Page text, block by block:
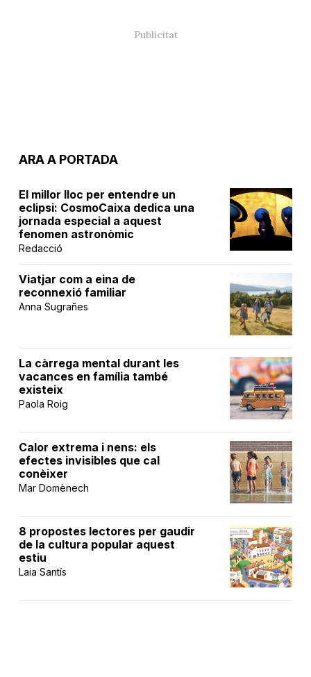
ARA A PORTADA
El millor lloc per entendre un
eclipsi: CosmoCaixa dedica una
jornada especial a aquest
fenomen astronòmic
Redacció
Viatjar com a eina de
reconnexió familiar
Anna Sugrañes
La càrrega mental durant les
vacances en família també
existeix
Paola Roig
Calor extrema i nens: els
efectes invisibles que cal
conèixer
Mar Domènech
8 propostes lectores per gaudir
de la cultura popular aquest
estiu
Laia Santís